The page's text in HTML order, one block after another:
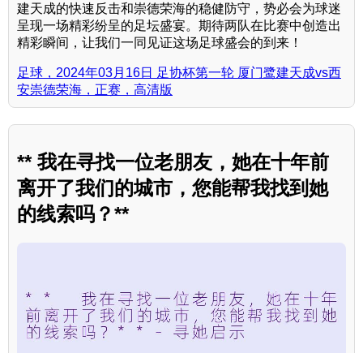
建天成的快速反击和崇德荣海的稳健防守，势必会为球迷
呈现一场精彩纷呈的足坛盛宴。期待两队在比赛中创造出
精彩瞬间，让我们一同见证这场足球盛会的到来！
足球，2024年03月16日 足协杯第一轮 厦门鹭建天成vs西
安崇德荣海，正赛，高清版
** 我在寻找一位老朋友，她在十年前
离开了我们的城市，您能帮我找到她
的线索吗？**